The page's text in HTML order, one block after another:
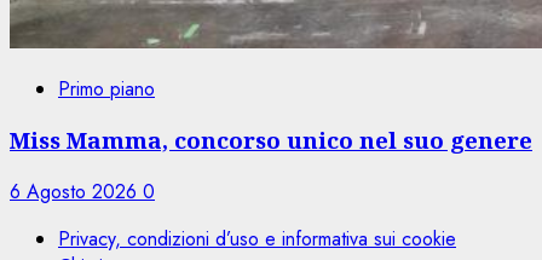
Primo piano
Miss Mamma, concorso unico nel suo genere
6 Agosto 2026 0
Privacy, condizioni d’uso e informativa sui cookie